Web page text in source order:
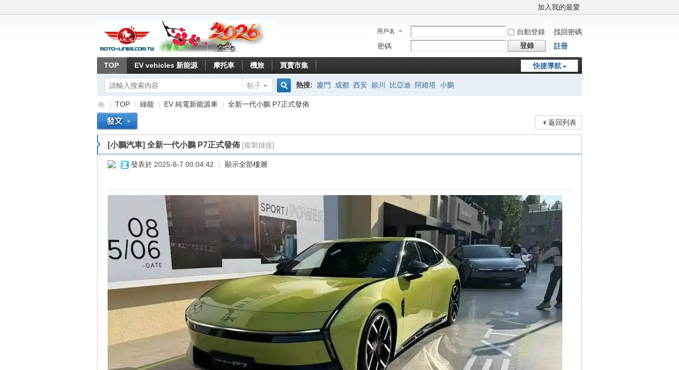
加入我的最愛
用戶名 自動登錄
找回密碼
密碼
登錄 註冊
快捷導航
TOP EV vehicles 新能源 摩托車 機旅 買賣市集
帖子
搜
熱搜: 廈門 成都 西安 銀川 比亞迪 阿維塔 小鵬
重 »
TOP
›
綠能
›
EV 純電新能源車
›
全新一代小鵬 P7正式發佈
返回列表
[小鵬汽車] 全新一代小鵬 P7正式發佈 [複製鏈接]
發表於 2025-8-7 00:04:42 | 顯示全部樓層